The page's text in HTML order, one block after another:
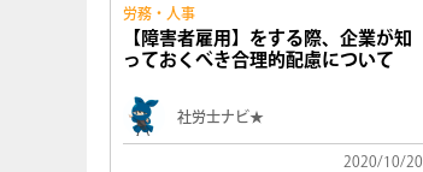
労務・人事
【障害者雇用】をする際、企業が知
っておくべき合理的配慮について
社労士ナビ★
2020/10/20